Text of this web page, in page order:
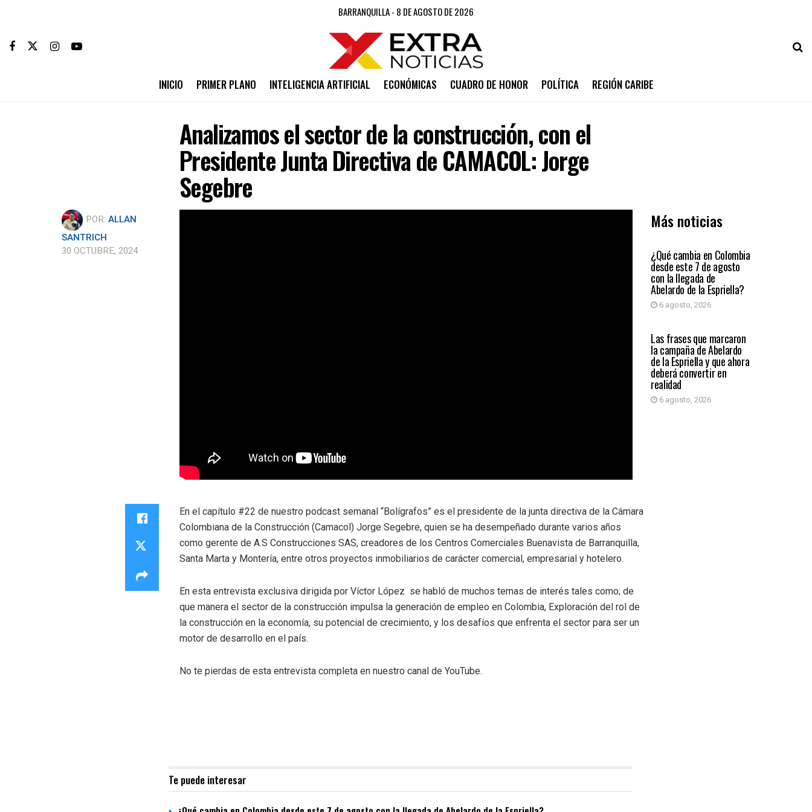
BARRANQUILLA - 8 DE AGOSTO DE 2026
INICIO PRIMER PLANO INTELIGENCIA ARTIFICIAL ECONÓMICAS CUADRO DE HONOR POLÍTICA REGIÓN CARIBE
Analizamos el sector de la construcción, con el
Presidente Junta Directiva de CAMACOL: Jorge
Segebre
POR: ALLAN
SANTRICH
30 OCTUBRE, 2024
Más noticias
PRIMER PLANO
¿Qué cambia en Colombia
desde este 7 de agosto
con la llegada de
Abelardo de la Espriella?
6 agosto, 2026
PRIMER PLANO
Las frases que marcaron
la campaña de Abelardo
de la Espriella y que ahora
deberá convertir en
realidad
6 agosto, 2026
En el capítulo #22 de nuestro podcast semanal “Bolígrafos” es el presidente de la junta directiva de la Cámara
Colombiana de la Construcción (Camacol) Jorge Segebre, quien se ha desempeñado durante varios años
como gerente de A.S Construcciones SAS, creadores de los Centros Comerciales Buenavista de Barranquilla,
Santa Marta y Montería, entre otros proyectos inmobiliarios de carácter comercial, empresarial y hotelero.
En esta entrevista exclusiva dirigida por Víctor López se habló de muchos temas de interés tales como; de
que manera el sector de la construcción impulsa la generación de empleo en Colombia, Exploración del rol de
la construcción en la economía, su potencial de crecimiento, y los desafíos que enfrenta el sector para ser un
motor de desarrollo en el país.
No te pierdas de esta entrevista completa en nuestro canal de YouTube.
Te puede interesar